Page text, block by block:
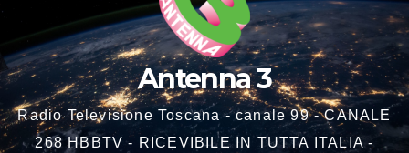
Antenna 3
Radio Televisione Toscana - canale 99 - CANALE
268 HBBTV - RICEVIBILE IN TUTTA ITALIA -